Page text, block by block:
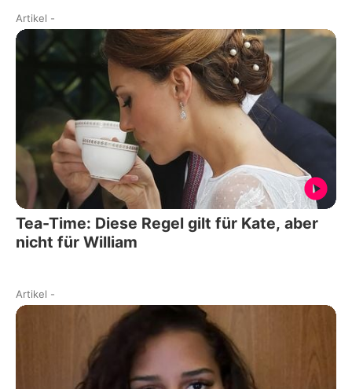
Artikel -
Tea-Time: Diese Regel gilt für Kate, aber
nicht für William
Artikel -